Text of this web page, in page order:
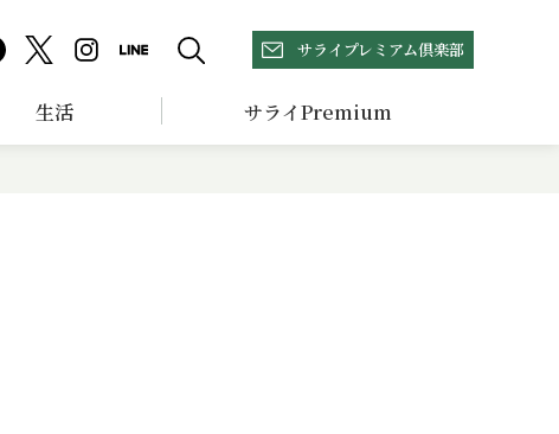
サライプレミアム倶楽部
生活 サライPremium